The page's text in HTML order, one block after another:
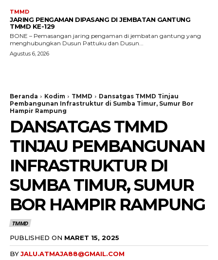
TMMD
JARING PENGAMAN DIPASANG DI JEMBATAN GANTUNG
TMMD KE-129
BONE – Pemasangan jaring pengaman di jembatan gantung yang
menghubungkan Dusun Pattuku dan Dusun...
Agustus 6, 2026